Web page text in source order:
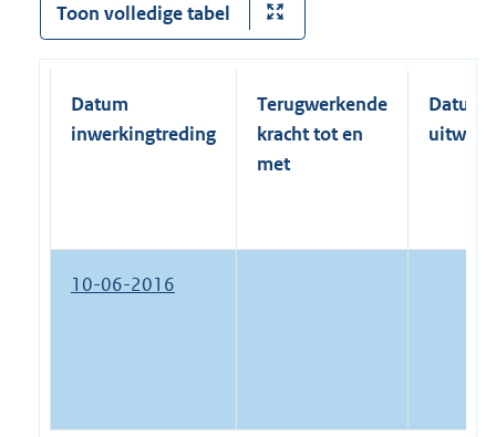
Toon volledige tabel
Datum
inwerkingtreding
Terugwerkende
kracht tot en
met
Datum
10-06-2016